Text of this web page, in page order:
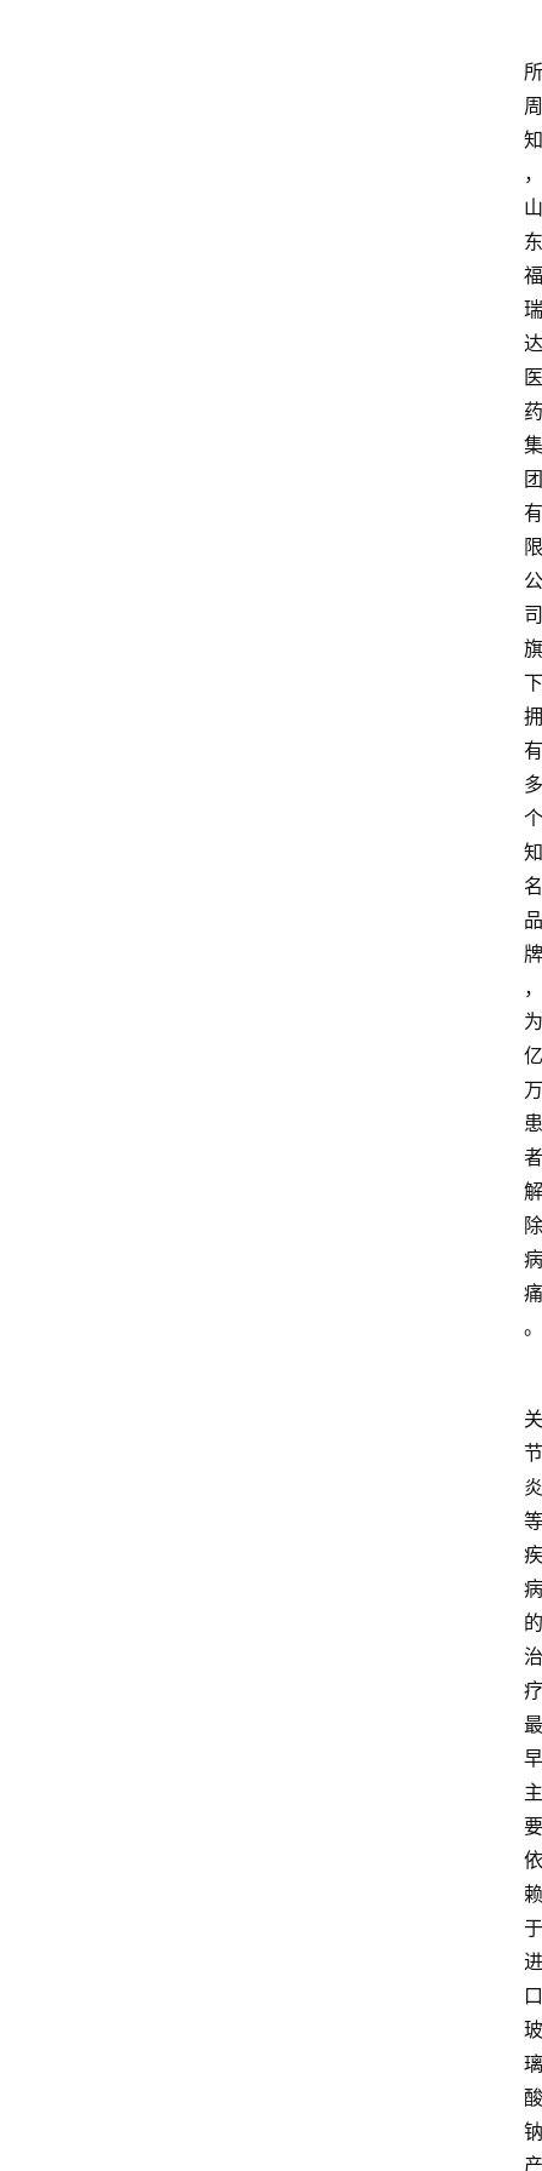
所
周
知
，
山
东
福
瑞
达
医
药
集
团
有
限
公
司
旗
下
拥
有
多
个
知
名
品
牌
，
为
亿
万
患
者
解
除
病
痛
。
关
节
炎
等
疾
病
的
治
疗
最
早
主
要
依
赖
于
进
口
玻
璃
酸
钠
产